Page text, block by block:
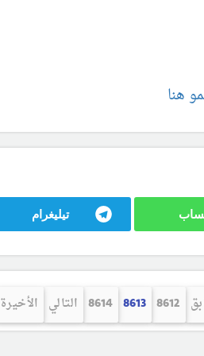
هنا
تيليغرام
8612
8613
8614 التالي الأخيرة